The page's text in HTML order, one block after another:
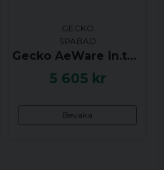
GECKO
SPABAD
Gecko AeWare in.touch 2, WiFi modul
5 605 kr
Bevaka